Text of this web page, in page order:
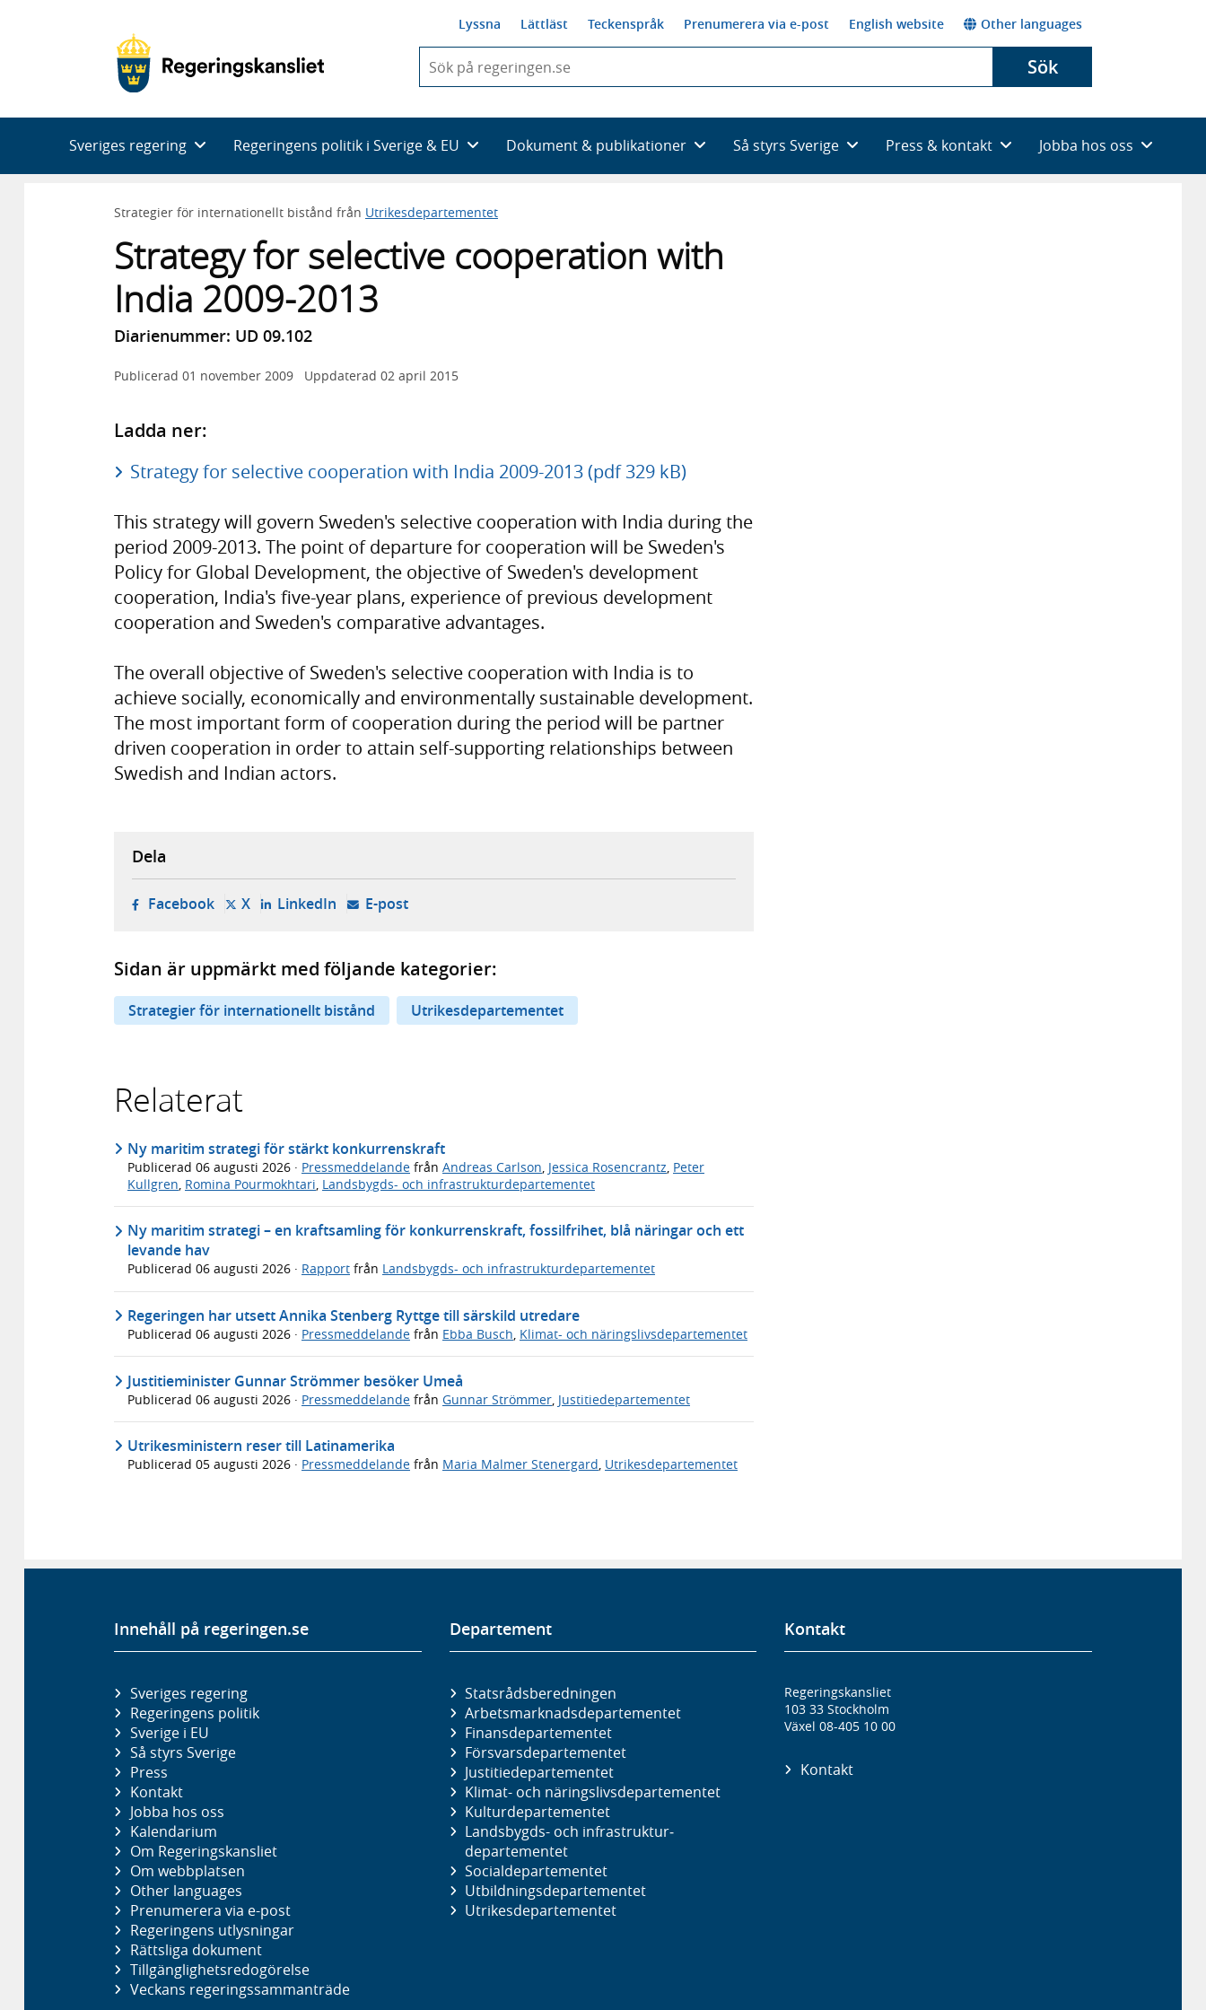
Lyssna Lättläst Teckenspråk Prenumerera via e-post English website Other languages
du
skriva
framträder
en
med
Sök
Sveriges regering Regeringens politik i Sverige & EU Dokument & publikationer Så styrs Sverige Press & kontakt Jobba hos oss
Strategier för internationellt bistånd från Utrikesdepartementet
Strategy for selective cooperation with
India 2009-2013
Diarienummer: UD 09.102
Publicerad 01 november 2009 Uppdaterad 02 april 2015
Ladda ner:
Strategy for selective cooperation with India 2009-2013 (pdf 329 kB)
This strategy will govern Sweden's selective cooperation with India during the
period 2009-2013. The point of departure for cooperation will be Sweden's
Policy for Global Development, the objective of Sweden's development
cooperation, India's five-year plans, experience of previous development
cooperation and Sweden's comparative advantages.
The overall objective of Sweden's selective cooperation with India is to
achieve socially, economically and environmentally sustainable development.
The most important form of cooperation during the period will be partner
driven cooperation in order to attain self-supporting relationships between
Swedish and Indian actors.
Dela
Facebook- öppnas i ny flik, extern webbplats,
X- öppnas i ny flik, extern webbplats,
LinkedIn- öppnas i ny flik, extern webbplats,
E-post- öppnar din e-postklient,
Sidan är uppmärkt med följande kategorier:
Strategier för internationellt bistånd Utrikesdepartementet
Relaterat
Ny maritim strategi för stärkt konkurrenskraft
Publicerad 06 augusti 2026 · Pressmeddelande från Andreas Carlson Jessica Rosencrantz Peter
Kullgren Romina Pourmokhtari Landsbygds- och infrastrukturdepartementet
Ny maritim strategi – en kraftsamling för konkurrenskraft, fossilfrihet, blå näringar och ett
levande hav
Publicerad 06 augusti 2026 · Rapport från Landsbygds- och infrastrukturdepartementet
Regeringen har utsett Annika Stenberg Ryttge till särskild utredare
Publicerad 06 augusti 2026 · Pressmeddelande från Ebba Busch, Klimat- och näringslivsdepartementet
Justitieminister Gunnar Strömmer besöker Umeå
Publicerad 06 augusti 2026 · Pressmeddelande från Gunnar Strömmer Justitiedepartementet
Utrikesministern reser till Latinamerika
Publicerad 05 augusti 2026 · Pressmeddelande från Maria Malmer Stenergard, Utrikesdepartementet
Innehåll på regeringen.se
Sveriges regering
Regeringens politik
Sverige i EU
Så styrs Sverige
Press
Kontakt
Jobba hos oss
Kalendarium
Om Regeringskansliet
Om webbplatsen
Other languages
Prenumerera via e-post
Regeringens utlysningar
Rättsliga dokument
Tillgänglighetsredogörelse
Veckans regeringssammanträde
Departement
Statsrådsberedningen
Arbetsmarknads­departementet
Finans­departementet
Försvars­departementet
Justitie­departementet
Klimat- och näringslivs­departementet
Kultur­departementet
Landsbygds- och infrastruktur­
departementet
Social­departementet
Utbildnings­departementet
Utrikes­departementet
Kontakt
Regeringskansliet
103 33 Stockholm
Växel 08-405 10 00
Kontakt